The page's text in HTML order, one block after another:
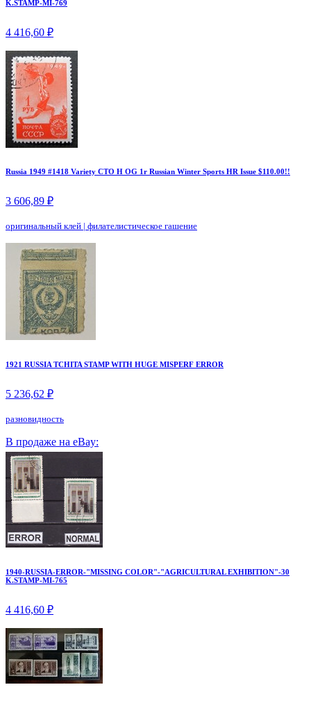
K.STAMP-MI-769
4 416,60 ₽
Russia 1949 #1418 Variety CTO H OG 1r Russian Winter Sports HR Issue $110.00!!
3 606,89 ₽
оригинальный клей | филателистическое гашение
1921 RUSSIA TCHITA STAMP WITH HUGE MISPERF ERROR
5 236,62 ₽
разновидность
В продаже на eBay:
1940-RUSSIA-ERROR-"MISSING COLOR"-"AGRICULTURAL EXHIBITION"-30
K.STAMP-MI-765
4 416,60 ₽